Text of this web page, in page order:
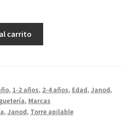
carrito
, 1-2 años, 2-4 años, Edad, Janod,
, Marcas
, Janod, Torre apilable